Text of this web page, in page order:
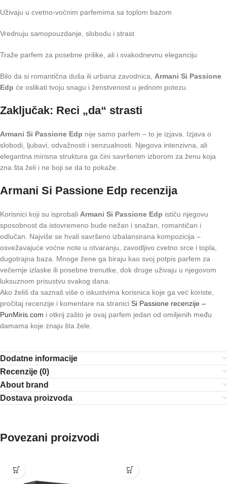
Uživaju u cvetno-voćnim parfemima sa toplom bazom
Vrednuju samopouzdanje, slobodu i strast
Traže parfem za posebne prilike, ali i svakodnevnu eleganciju
Bilo da si romantična duša ili urbana zavodnica, Armani Si Passione
Edp će oslikati tvoju snagu i ženstvenost u jednom potezu.
Zaključak: Reci „da“ strasti
Armani Si Passione Edp nije samo parfem – to je izjava. Izjava o
slobodi, ljubavi, odvažnosti i senzualnosti. Njegova intenzivna, ali
elegantna mirisna struktura ga čini savršenim izborom za ženu koja
zna šta želi i ne boji se da to pokaže.
Armani Si Passione Edp recenzija
Korisnici koji su isprobali Armani Si Passione Edp ističu njegovu
sposobnost da istovremeno bude nežan i snažan, romantičan i
odlučan. Najviše se hvali savršeno izbalansirana kompozicija –
osvežavajuće voćne note u otvaranju, zavodljivo cvetno srce i topla,
dugotrajna baza. Mnoge žene ga biraju kao svoj potpis parfem za
večernje izlaske ili posebne trenutke, dok druge uživaju u njegovom
luksuznom prisustvu svakog dana.
Ako želiš da saznaš više o iskustvima korisnica koje ga već koriste,
pročitaj recenzije i komentare na stranici Si Passione recenzije –
PunMiris.com i otkrij zašto je ovaj parfem jedan od omiljenih među
damama koje znaju šta žele.
Dodatne informacije
Recenzije (0)
About brand
Dostava proizvoda
Povezani proizvodi